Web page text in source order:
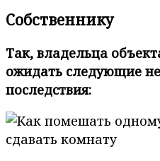
Собственнику
Так, владельца
ожидать следующие
последствия: